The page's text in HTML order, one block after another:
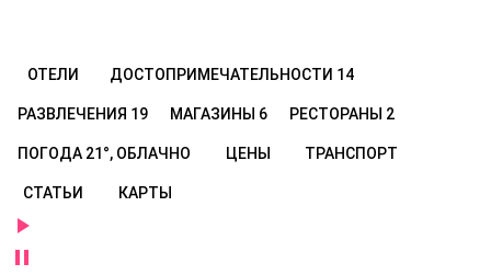
ОТЕЛИ ДОСТОПРИМЕЧАТЕЛЬНОСТИ 14
РАЗВЛЕЧЕНИЯ 19 МАГАЗИНЫ 6 РЕСТОРАНЫ 2
ПОГОДА 21°, ОБЛАЧНО ЦЕНЫ ТРАНСПОРТ
СТАТЬИ КАРТЫ

